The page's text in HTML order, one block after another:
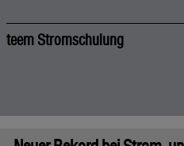
teem Stromschulung